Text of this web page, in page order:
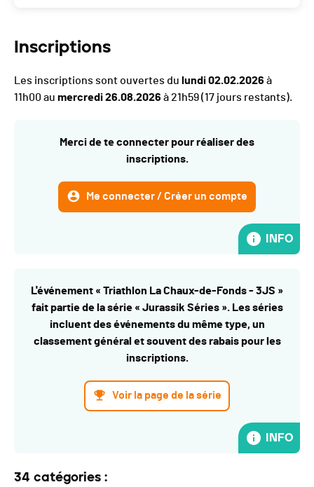
Inscriptions
Les inscriptions sont ouvertes du lundi 02.02.2026 à
11h00 au mercredi 26.08.2026 à 21h59(17 jours restants).
Merci de te connecter pour réaliser des
inscriptions.
Me connecter / Créer un compte
INFO
L'événement « Triathlon La Chaux-de-Fonds - 3JS »
fait partie de la série « Jurassik Séries ». Les séries
incluent des événements du même type, un
classement général et souvent des rabais pour les
inscriptions.
Voir la page de la série
INFO
34 catégories :